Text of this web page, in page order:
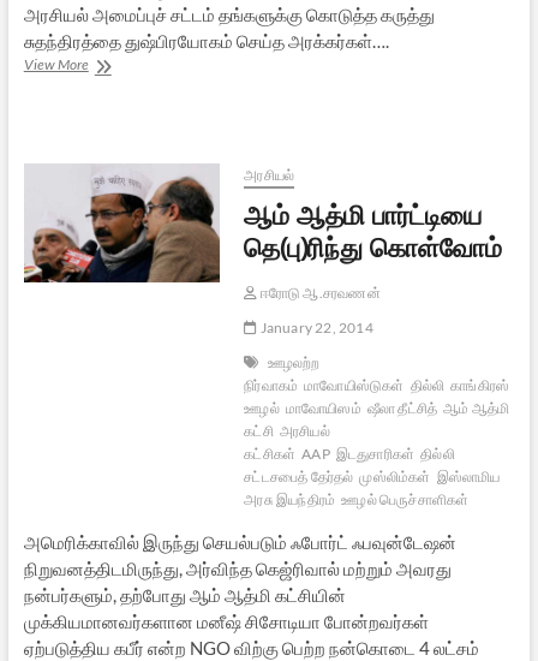
அரசியல் அமைப்புச் சட்டம் தங்களுக்கு கொடுத்த கருத்து
சுதந்திரத்தை துஷ்பிரயோகம் செய்த அரக்கர்கள்….
View Moreமோடி
அரசியல்
ஆம் ஆத்மி பார்ட்டியை
தெ(பு)ரிந்து கொள்வோம்
ஈரோடு ஆ.சரவணன்
January 22, 2014
ஊழலற்ற
நிர்வாகம் மாவோயிஸ்டுகள் தில்லி காங்கிரஸ்
ஊழல் மாவோயிஸம் ஷீலா தீட்சித் ஆம் ஆத்மி
கட்சி அரசியல்
கட்சிகள் AAP இடதுசாரிகள் தில்லி
சட்டசபைத் தேர்தல் முஸ்லிம்கள் இஸ்லாமிய
அரசு இயந்திரம் ஊழல் பெருச்சாளிகள்
அமெரிக்காவில் இருந்து செயல்படும் ஃபோர்ட் ஃபவுன்டேஷன்
நிறுவனத்திடமிருந்து, அர்விந்த கெஜ்ரிவால் மற்றும் அவரது
நன்பர்களும், தற்போது ஆம் ஆத்மி கட்சியின்
முக்கியமானவர்களான மனீஷ் சிசோடியா போன்றவர்கள்
ஏற்படுத்திய கபீர் என்ற NGO விற்கு பெற்ற நன்கொடை 4 லட்சம்